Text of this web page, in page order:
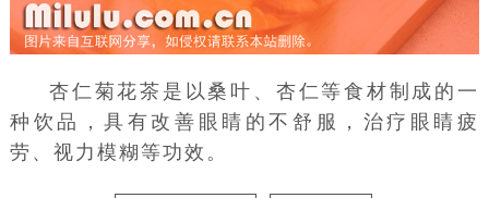
杏仁菊花茶是以桑叶 、杏仁等食材制成的一
种饮品，具有改善眼睛的不舒服，治疗眼睛疲
劳、视力模糊等功效。